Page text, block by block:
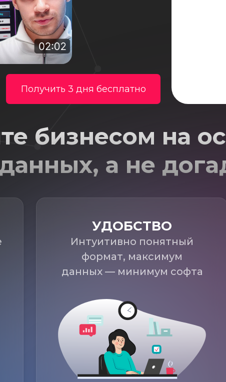
Получить 3 дня бесплатно
бизнесом на
а не
УДОБСТВО
Интуитивно понятный
формат, максимум
данных — минимум софта